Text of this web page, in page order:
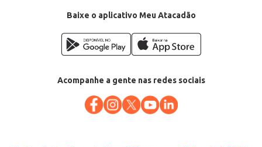
EAN: 7898018160099Baixe o aplicativo Meu Atacadão
Acompanhe a gente nas redes sociais